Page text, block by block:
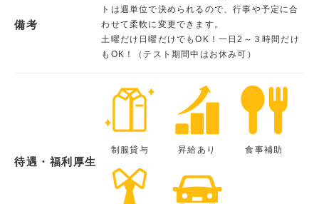
備考
トは週単位で決められるので、行事や予定に合
わせて柔軟に変更できます。
土曜だけ日曜だけでもOK！一日2～３時間だけ
もOK！（テスト期間中はお休み可）
待遇・福利厚生
制服貸与 昇給あり 食事補助